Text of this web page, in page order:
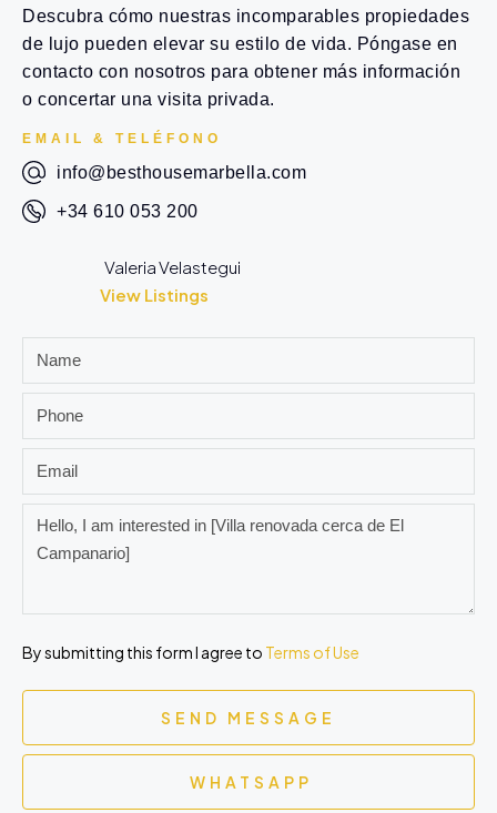
Descubra cómo nuestras incomparables propiedades
de lujo pueden elevar su estilo de vida. Póngase en
contacto con nosotros para obtener más información
o concertar una visita privada.
EMAIL & TELÉFONO
info@besthousemarbella.com
+34 610 053 200
Valeria Velastegui
View Listings
By submitting this form I agree to Terms of Use
SEND MESSAGE
WHATSAPP